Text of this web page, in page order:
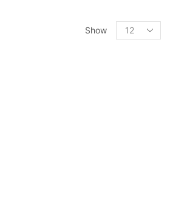
Show
Products
per